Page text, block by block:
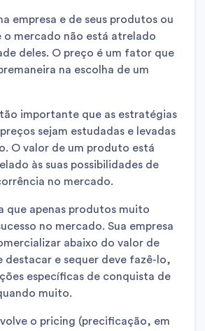
empresa e de seus produtos ou
o mercado não está atrelado
deles. O preço é um fator que
na escolha de um
tão importante que as estratégias
sejam estudadas e levadas
O valor de um produto está
às suas possibilidades de
no mercado.
que apenas produtos muito
no mercado. Sua empresa
abaixo do valor de
destacar e sequer deve fazê-lo,
específicas de conquista de
muito.
o pricing (precificação, em